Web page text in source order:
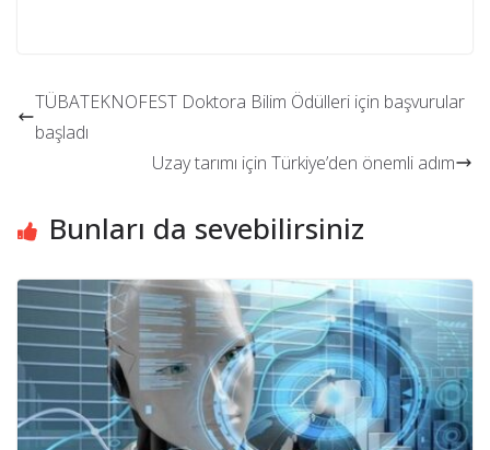
TÜBATEKNOFEST Doktora Bilim Ödülleri için başvurular
başladı
Uzay tarımı için Türkiye’den önemli adım
Bunları da sevebilirsiniz